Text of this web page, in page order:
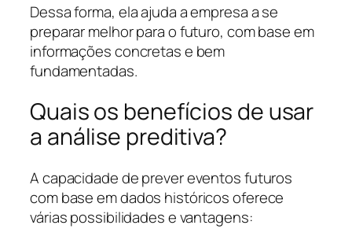
Dessa forma, ela ajuda a empresa a se
preparar melhor para o futuro, com base em
informações concretas e bem
fundamentadas.
Quais os benefícios de usar
a análise preditiva?
A capacidade de prever eventos futuros
com base em dados históricos oferece
várias possibilidades e vantagens: